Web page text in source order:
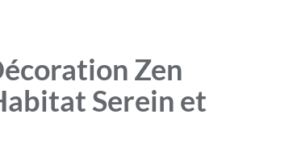
Zen
Serein et